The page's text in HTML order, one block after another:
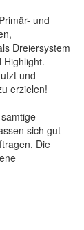
und
Dreiersystem
Highlight.
und
erzielen!
sich gut
Die